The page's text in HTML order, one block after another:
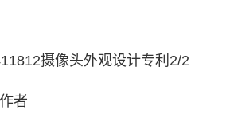
摄像头外观设计专利2/2
者